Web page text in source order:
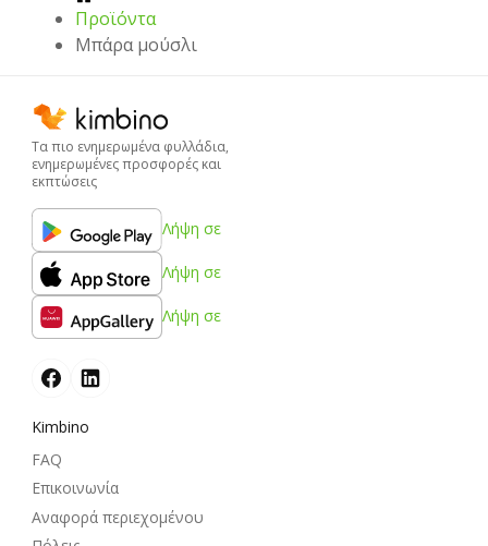
Προϊόντα
Μπάρα μούσλι
Τα πιο ενημερωμένα φυλλάδια,
ενημερωμένες προσφορές και
εκπτώσεις
Λήψη σε
Λήψη σε
Λήψη σε
Kimbino
FAQ
Επικοινωνία
Αναφορά περιεχομένου